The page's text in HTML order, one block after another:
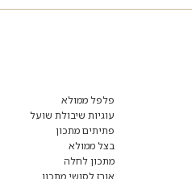
פלפל ממולא
עוגיות שיבולת שועל
פתיתים מתכון
בצל ממולא
מתכון לחלה
אורז לסושי מתכון